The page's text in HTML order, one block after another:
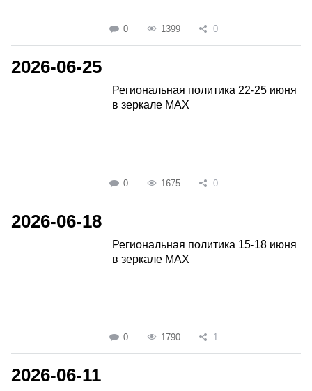
0 1399 0
2026-06-25
Региональная политика 22-25 июня
в зеркале MAX
0 1675 0
2026-06-18
Региональная политика 15-18 июня
в зеркале MAX
0 1790 1
2026-06-11